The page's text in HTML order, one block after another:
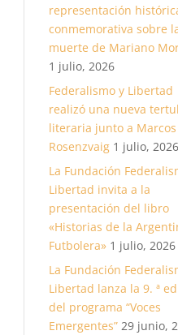
representación
conmemorativa sobre
muerte de Mariano
1 julio, 2026
Federalismo y Libertad
realizó una nueva
literaria junto a Marcos
Rosenzvaig 1 julio, 2026
La Fundación
Libertad invita a la
presentación del libro
«Historias de la
Futbolera» 1 julio, 2026
La Fundación
Libertad lanza la 9. ª
del programa “Voces
Emergentes” 29 junio,